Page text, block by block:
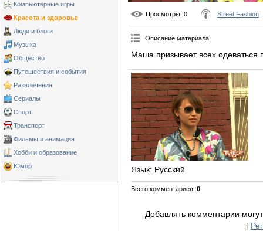
Компьютерные игры
Красота и здоровье
Люди и блоги
Музыка
Общество
Путешествия и события
Развлечения
Сериалы
Спорт
Транспорт
Фильмы и анимация
Хобби и образование
Юмор
Просмотры: 0 Street Fashion
Описание материала:
Маша призывает всех одеваться
Язык: Русский
Всего комментариев: 0
Добавлять комментарии
[